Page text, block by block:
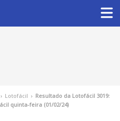
› Lotofácil › Resultado da Lotofácil 3019:
quinta-feira (01/02/24)